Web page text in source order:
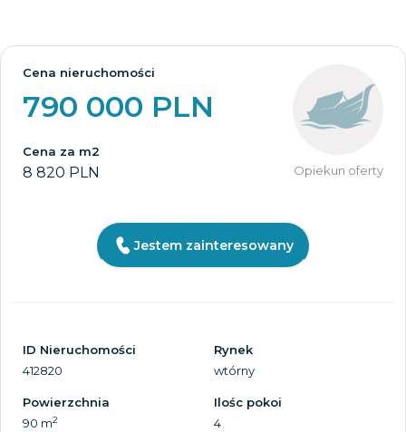
Cena nieruchomości
790 000 PLN
Cena za m2
8 820 PLN Opiekun oferty
Jestem zainteresowany
ID Nieruchomości
412820
Rynek
wtórny
Powierzchnia
90 m2
Ilośc pokoi
4